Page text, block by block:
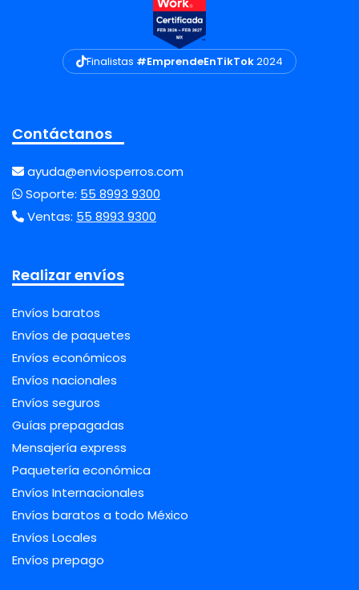
Finalistas #EmprendeEnTikTok2024
Contáctanos
ayuda@enviosperros.com
Soporte: 55 8993 9300
Ventas: 55 8993 9300
Realizar envíos
Envíos baratos
Envíos de paquetes
Envíos económicos
Envíos nacionales
Envíos seguros
Guías prepagadas
Mensajería express
Paquetería económica
Envíos Internacionales
Envíos baratos a todo México
Envíos Locales
Envíos prepago